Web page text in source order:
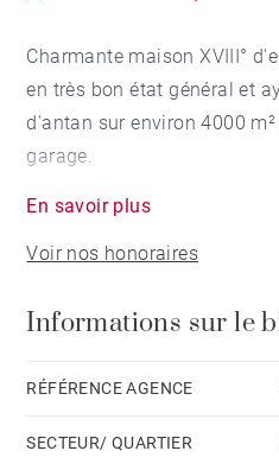
Charmante maison XVIII°
en très bon état général et
d'antan sur environ 4000
garage.
manger de 77 m² avec
et sol en terre cuite. Une
douche avec toilettes.
double vitrage et isolation
Grande terrasse avec piscine
En savoir plus
Voir nos honoraires
Informations sur le
RÉFÉRENCE AGENCE
SECTEUR/ QUARTIER